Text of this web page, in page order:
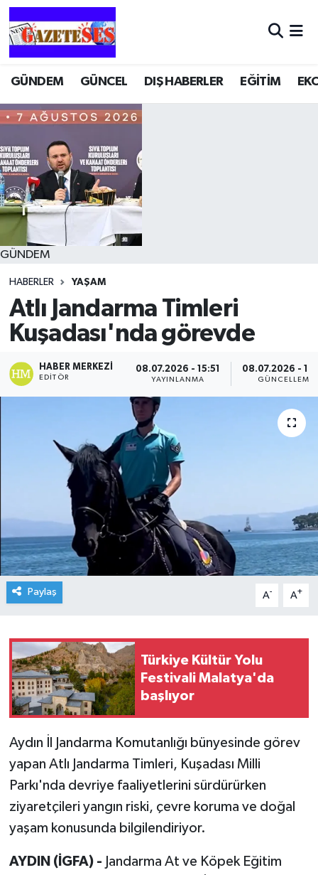
GÜNDEM GÜNCEL DIŞ HABERLER EĞİTİM
GÜNDEM
HABERLER YAŞAM
Atlı Jandarma Timleri
Kuşadası'nda görevde
HABER MERKEZI
EDITÖR
08.07.2026 - 15:51
YAYINLANMA
08.07.2026 -
GÜNCELLEME
Paylaş A- A+
Türkiye Kültür Yolu
Festivali Malatya'da
başlıyor
Aydın İl Jandarma Komutanlığı bünyesinde görev
yapan Atlı Jandarma Timleri, Kuşadası Milli
Parkı'nda devriye faaliyetlerini sürdürürken
ziyaretçileri yangın riski, çevre koruma ve doğal
yaşam konusunda bilgilendiriyor.
AYDIN (İGFA) - Jandarma At ve Köpek Eğitim